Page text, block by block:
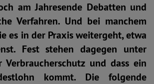
am Jahresende Debatten und
Verfahren. Und bei manchem
es in der Praxis weitergeht, etwa
Fest stehen dagegen unter
Verbraucherschutz und dass ein
kommt. Die folgende